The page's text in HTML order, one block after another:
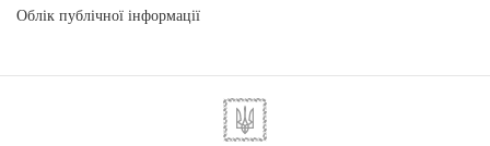
Облік публічної інформації